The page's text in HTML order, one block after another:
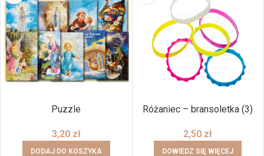
Puzzle
3,20 zł
DODAJ DO KOSZYKA
Różaniec – bransoletka (3)
2,50 zł
DOWIEDZ SIĘ WIĘCEJ